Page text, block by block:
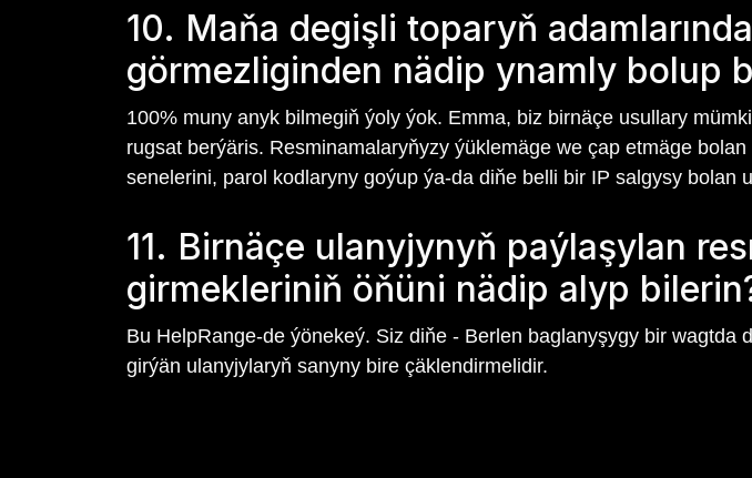
10. Maňa degişli toparyň
görmezliginden nädip ynamly bolup
100% muny anyk bilmegiň ýoly ýok. Emma, biz birnäçe usullary
rugsat berýäris. Resminamalaryňyzy ýüklemäge we çap etmäge
senelerini, parol kodlaryny goýup ýa-da diňe belli bir IP salgysy
11. Birnäçe ulanyjynyň paýlaşylan
girmekleriniň öňüni nädip alyp
Bu HelpRange-de ýönekeý. Siz diňe - Berlen baglanyşygy bir
girýän ulanyjylaryň sanyny bire çäklendirmelidir.